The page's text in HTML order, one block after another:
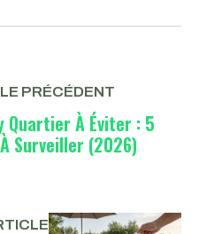
PRÉCÉDENT
Quartier À Éviter : 5
Surveiller (2026)